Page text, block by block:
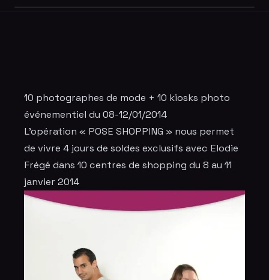
10 photographes de mode + 10 kiosks photo
événementiel du 08-12/01/2014
L'opération « POSE SHOPPING » nous permet
de vivre 4 jours de soldes exclusifs avec Elodie
Frégé dans 10 centres de shopping du 8 au 11
janvier 2014